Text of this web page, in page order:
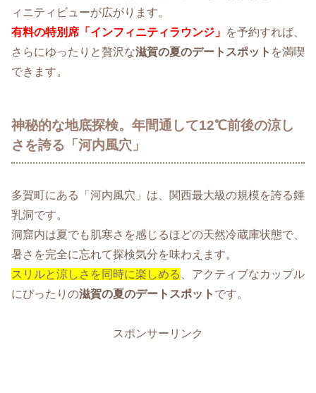
ィニティビューが広がります。
有料の特別席「インフィニティラウンジ」 を予約すれば、
さらにゆったりと贅沢な滋賀の夏のデートスポット を満喫
できます。
神秘的な地底探検。年間通して12℃前後の涼し
さを誇る「河内風穴」
多賀町にある「河内風穴」は、関西最大級の規模を誇る鍾
乳洞です。
洞窟内は夏でも肌寒さを感じるほどの天然冷蔵庫状態で、
暑さを完全に忘れて探検気分を味わえます。
スリルと涼しさを同時に楽しめる
、アクティブなカップル
にぴったりの滋賀の夏のデートスポット です。
スポンサーリンク